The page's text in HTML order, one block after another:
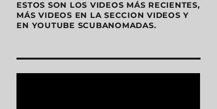
ESTOS SON LOS VIDEOS MÁS RECIENTES,
MÁS VIDEOS EN LA SECCION VIDEOS Y
EN YOUTUBE SCUBANOMADAS.